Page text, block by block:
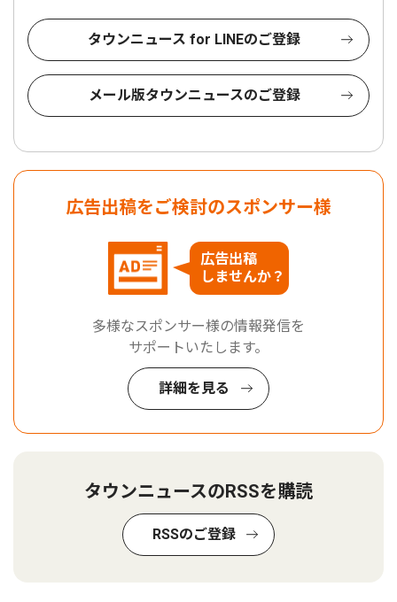
タウンニュース for LINEのご登録
メール版タウンニュースのご登録
広告出稿をご検討のスポンサー様
広告出稿
しませんか？
多様なスポンサー様の情報発信を
サポートいたします。
詳細を見る
タウンニュースのRSSを購読
RSSのご登録